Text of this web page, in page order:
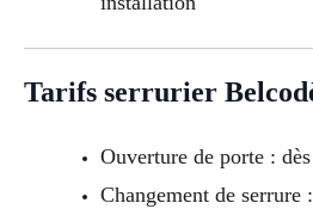
Tarifs serrurier
Ouverture de porte :
Changement de serrure